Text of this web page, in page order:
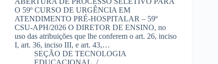
O 59º CURSO DE URGÊNCIA EM
ATENDIMENTO PRÉ-HOSPITALAR – 59º
CSU-APH/2026​​ O DIRETOR DE ENSINO, no
uso das atribuições que lhe conferem o art. 26, inciso
I, art. 36, inciso III, e art. 43,…
SEÇÃO DE TECNOLOGIA